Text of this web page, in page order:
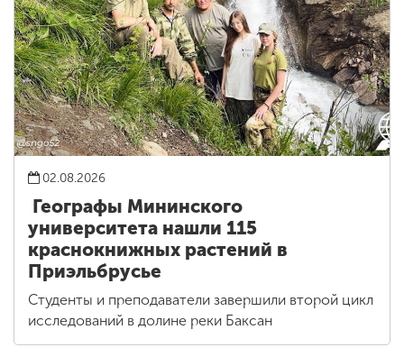
02.08.2026
Географы Мининского
университета нашли 115
краснокнижных растений в
Приэльбрусье
Студенты и преподаватели завершили второй цикл
исследований в долине реки Баксан